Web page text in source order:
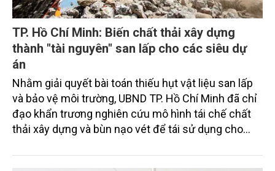
TP. Hồ Chí Minh: Biến chất thải xây dựng
thành "tài nguyên" san lấp cho các siêu dự
án
Nhằm giải quyết bài toán thiếu hụt vật liệu san lấp
và bảo vệ môi trường, UBND TP. Hồ Chí Minh đã chỉ
đạo khẩn trương nghiên cứu mô hình tái chế chất
thải xây dựng và bùn nạo vét để tái sử dụng cho